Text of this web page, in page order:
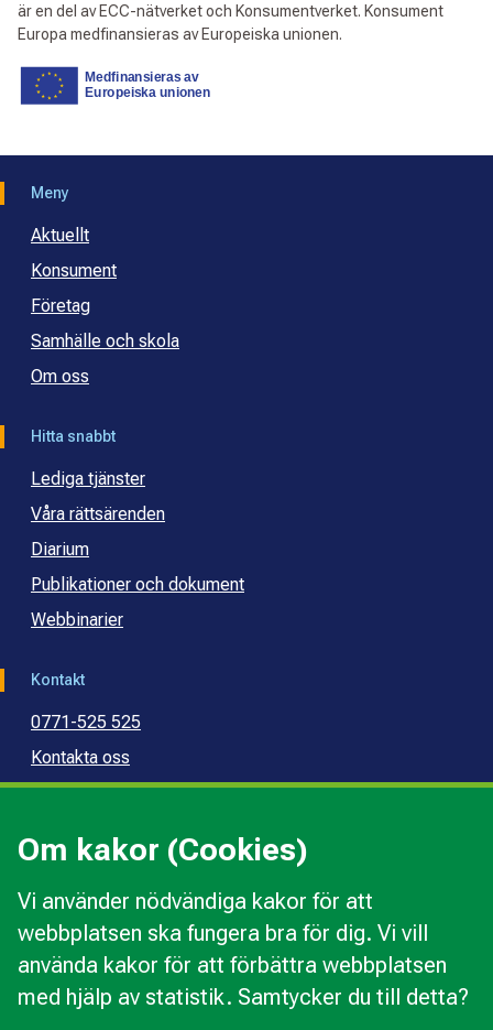
Om kakor (Cookies)
Vi använder nödvändiga kakor för att
webbplatsen ska fungera bra för dig. Vi vill
använda kakor för att förbättra webbplatsen
med hjälp av statistik. Samtycker du till detta?
är en del av ECC-nätverket och Konsumentverket. Konsument
Europa medfinansieras av Europeiska unionen.
Meny
Aktuellt
Konsument
Företag
Samhälle och skola
Om oss
Hitta snabbt
Lediga tjänster
Våra rättsärenden
Diarium
Publikationer och dokument
Webbinarier
Kontakt
0771-525 525
Kontakta oss
Press
Kommunal budget- och skuldrådgivning
Om webbplatsen